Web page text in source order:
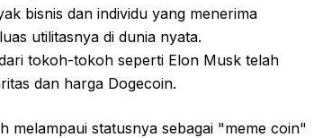
bisnis dan individu yang menerima
utilitasnya di dunia nyata.
tokoh-tokoh seperti Elon Musk telah
dan harga Dogecoin.
melampaui statusnya sebagai "meme coin"